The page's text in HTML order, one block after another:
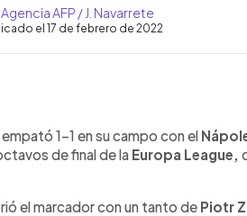
Agencia AFP / J. Navarrete
el 17 de febrero de 2022
Escuchar artículo
empató 1-1 en su campo con el
de final de la Europa League,
el marcador con un tanto de Piotr